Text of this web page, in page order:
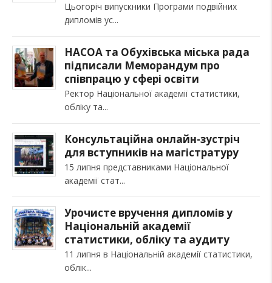
Цьогоріч випускники Програми подвійних
дипломів ус
НАСОА та Обухівська міська рада
підписали Меморандум про
співпрацю у сфері освіти
Ректор Національної академії статистики,
обліку та
Консультаційна онлайн-зустріч
для вступників на магістратуру
15 липня представниками Національної
академії стат
Урочисте вручення дипломів у
Національній академії
статистики, обліку та аудиту
11 липня в Національній академії статистики,
облік